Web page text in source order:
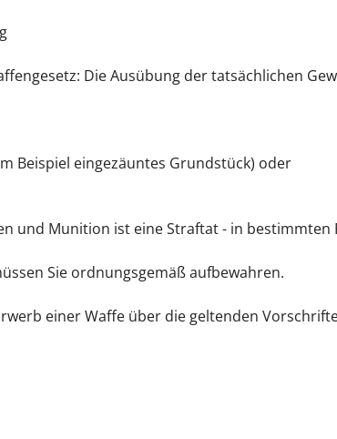
Die Ausübung der tatsächlichen
Beispiel eingezäuntes Grundstück) oder
und Munition ist eine Straftat - in bestimmten
Sie ordnungsgemäß aufbewahren.
einer Waffe über die geltenden